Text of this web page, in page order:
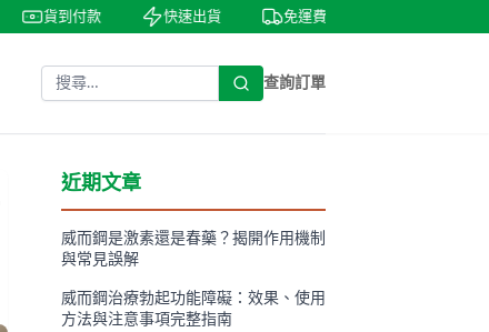
貨到付款 快速出貨 免運費
查詢訂單
近期文章
威而鋼是激素還是春藥？揭開作用機制
與常見誤解
威而鋼治療勃起功能障礙：效果、使用
方法與注意事項完整指南